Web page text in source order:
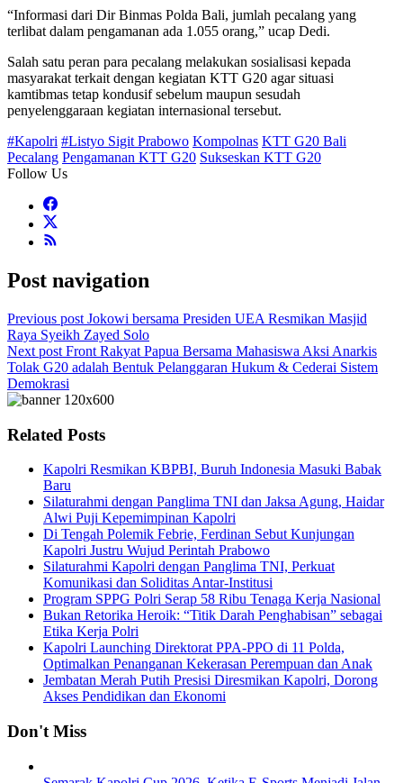
“Informasi dari Dir Binmas Polda Bali, jumlah pecalang yang
terlibat dalam pengamanan ada 1.055 orang,” ucap Dedi.
Salah satu peran para pecalang melakukan sosialisasi kepada
masyarakat terkait dengan kegiatan KTT G20 agar situasi
kamtibmas tetap kondusif sebelum maupun sesudah
penyelenggaraan kegiatan internasional tersebut.
#Kapolri #Listyo Sigit Prabowo Kompolnas KTT G20 Bali
Pecalang Pengamanan KTT G20 Sukseskan KTT G20
Follow Us
Post navigation
Previous post Jokowi bersama Presiden UEA Resmikan Masjid
Raya Syeikh Zayed Solo
Next post Front Rakyat Papua Bersama Mahasiswa Aksi Anarkis
Tolak G20 adalah Bentuk Pelanggaran Hukum & Cederai Sistem
Demokrasi
Related Posts
Kapolri Resmikan KBPBI, Buruh Indonesia Masuki Babak
Baru
Silaturahmi dengan Panglima TNI dan Jaksa Agung, Haidar
Alwi Puji Kepemimpinan Kapolri
Di Tengah Polemik Febrie, Ferdinan Sebut Kunjungan
Kapolri Justru Wujud Perintah Prabowo
Silaturahmi Kapolri dengan Panglima TNI, Perkuat
Komunikasi dan Soliditas Antar-Institusi
Program SPPG Polri Serap 58 Ribu Tenaga Kerja Nasional
Bukan Retorika Heroik: “Titik Darah Penghabisan” sebagai
Etika Kerja Polri
Kapolri Launching Direktorat PPA-PPO di 11 Polda,
Optimalkan Penanganan Kekerasan Perempuan dan Anak
Jembatan Merah Putih Presisi Diresmikan Kapolri, Dorong
Akses Pendidikan dan Ekonomi
Don't Miss